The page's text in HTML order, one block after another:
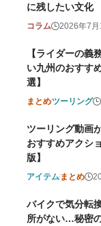
に残したい文化
コラム 2026年7月
【ライダーの義
い九州のおすす
選】
まとめツーリング
ツーリング動画
おすすめアクシ
版】
アイテムまとめ
バイクで気分転
所がない…秘密